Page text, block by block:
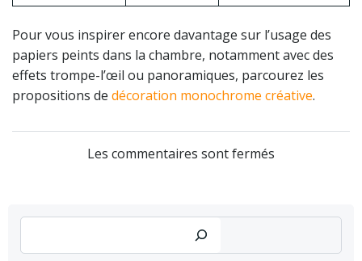
Pour vous inspirer encore davantage sur l’usage des
papiers peints dans la chambre, notamment avec des
effets trompe-l’œil ou panoramiques, parcourez les
propositions de décoration monochrome créative.
Les commentaires sont fermés